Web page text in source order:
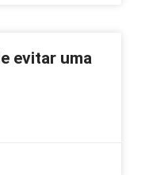
evitar uma